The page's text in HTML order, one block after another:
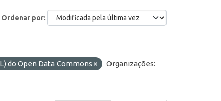
Ordenar por
do Open Data Commons
Organizações: